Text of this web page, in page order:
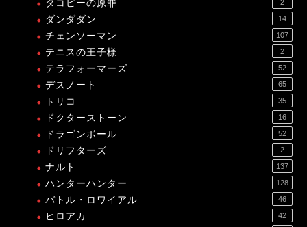
タコピーの原罪 2
ダンダダン 14
チェンソーマン 107
テニスの王子様 2
テラフォーマーズ 52
デスノート 65
トリコ 35
ドクターストーン 16
ドラゴンボール 52
ドリフターズ 2
ナルト 137
ハンターハンター 128
バトル・ロワイアル 46
ヒロアカ 42